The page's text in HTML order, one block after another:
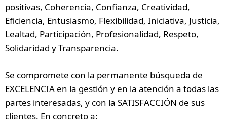
positivas, Coherencia, Confianza, Creatividad,
Eficiencia, Entusiasmo, Flexibilidad, Iniciativa, Justicia,
Lealtad, Participación, Profesionalidad, Respeto,
Solidaridad y Transparencia.
Se compromete con la permanente búsqueda de
EXCELENCIA en la gestión y en la atención a todas las
partes interesadas, y con la SATISFACCIÓN de sus
clientes. En concreto a: